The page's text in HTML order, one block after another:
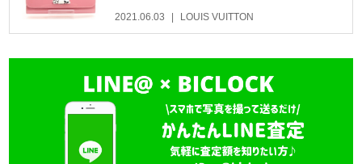
2021.06.03 LOUIS VUITTON